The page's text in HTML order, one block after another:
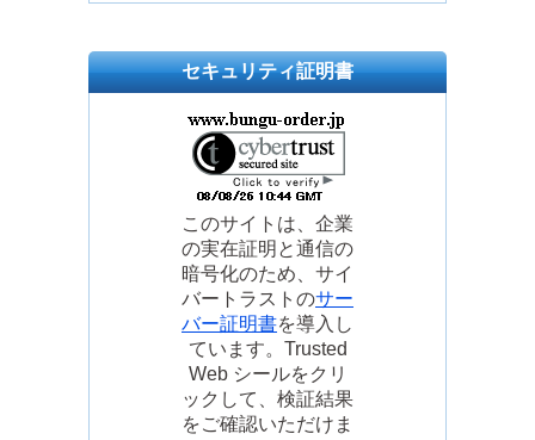
セキュリティ証明書
このサイトは、企業
の実在証明と通信の
暗号化のため、サイ
バートラストのサー
バー証明書を導入し
ています。Trusted
Web シールをクリ
ックして、検証結果
をご確認いただけま